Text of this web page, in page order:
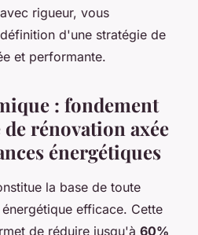
rigueur, vous
d'une stratégie de
et performante.
: fondement
rénovation axée
énergétiques
la base de toute
efficace. Cette
de réduire jusqu'à 60%